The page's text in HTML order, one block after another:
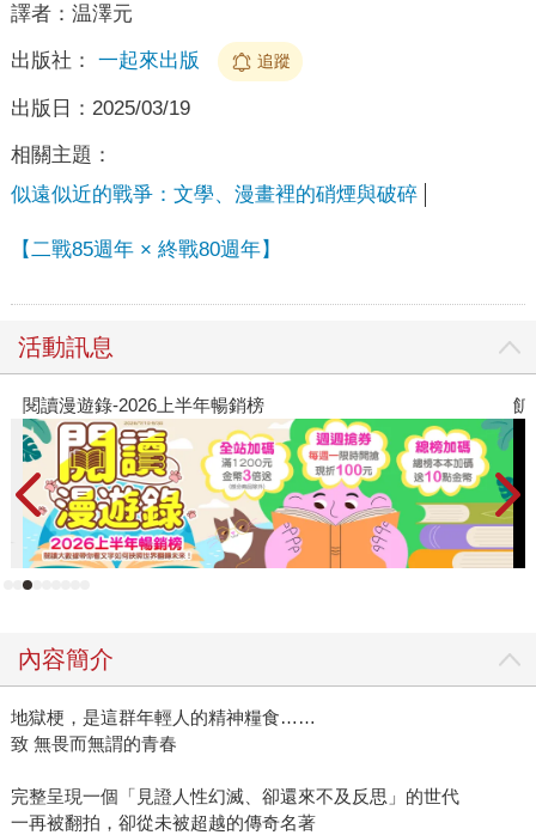
譯者： 温澤元
出版社： 一起來出版 追蹤
出版日： 2025/03/19
相關主題：
似遠似近的戰爭：文學、漫畫裡的硝煙與破碎
【二戰85週年 × 終戰80週年】
活動訊息
閱讀漫遊錄-2026上半年暢銷榜 飢
內容簡介
地獄梗，是這群年輕人的精神糧食……
致 無畏而無謂的青春
完整呈現一個「見證人性幻滅、卻還來不及反思」的世代
一再被翻拍，卻從未被超越的傳奇名著